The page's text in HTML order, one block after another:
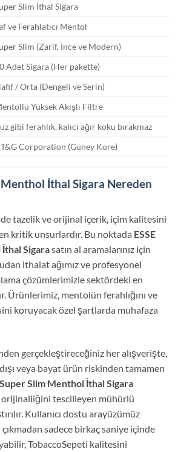
Slim İthal Sigara
ve Ferahlatıcı Mentol
Slim (Zarif, İnce ve Modern)
Adet Sigara (Her pakette)
/ Orta (Dengeli ve Serin)
Yüksek Akışlı Filtre
gibi ferahlık, kalıcı ağır koku bırakmaz
Corporation (Güney Kore)
Menthol İthal Sigara Nereden
tazelik ve orijinal içerik, içim kalitesini
kritik unsurlardır. Bu noktada ESSE
Sigarasatın al aramalarınız için
ithalat ağımız ve profesyonel
çözümlerimizle sektördeki en
Ürünlerimiz, mentolün ferahlığını ve
koruyacak özel şartlarda muhafaza
gerçekleştireceğiniz her alışverişte,
veya bayat ürün riskinden tamamen
Super Slim Menthol İthal Sigara
tescilleyen mühürlü
Kullanıcı dostu arayüzümüz
sadece birkaç saniye içinde
TobaccoSepeti kalitesini